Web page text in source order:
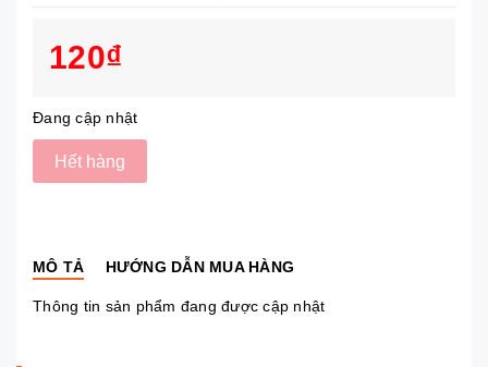
120₫
Đang cập nhật
Hết hàng
MÔ TẢ HƯỚNG DẪN MUA HÀNG
Thông tin sản phẩm đang được cập nhật